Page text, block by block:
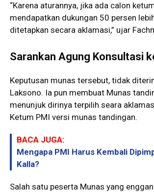
“Karena aturannya, jika ada calon
mendapatkan dukungan 50 persen
ditetapkan secara aklamasi,” ujar
Sarankan Agung Konsultasi
Keputusan munas tersebut, tidak
Laksono. Ia pun membuat Munas
menunjuk dirinya terpilih seara
Ketum PMI versi munas tandingan.
BACA JUGA:
Mengapa PMI Harus Kembali
Kalla?
Salah satu peserta Munas yang